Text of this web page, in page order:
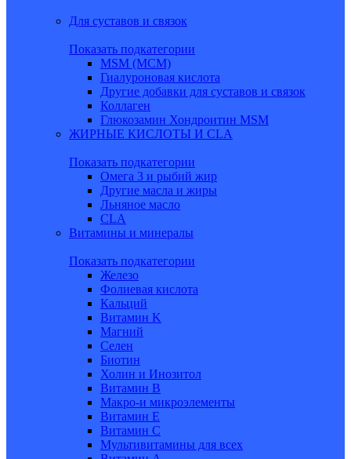
Для суставов и связок
Показать подкатегории
MSM (МСМ)
Гиалуроновая кислота
Другие добавки для суставов и связок
Коллаген
Глюкозамин Хондроитин MSM
ЖИРНЫЕ КИСЛОТЫ И CLA
Показать подкатегории
Омега 3 и рыбий жир
Другие масла и жиры
Льняное масло
CLA
Витамины и минералы
Показать подкатегории
Железо
Фолиевая кислота
Кальций
Витамин K
Магний
Селен
Биотин
Холин и Инозитол
Витамин B
Макро-и микроэлементы
Витамин Е
Витамин С
Мультивитамины для всех